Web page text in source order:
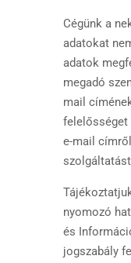
Cégünk a
adatokat
adatok
megadó
mail
felelősséget
e-mail
nyomozó
és
jogszabály